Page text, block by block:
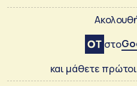
στο
και μάθετε